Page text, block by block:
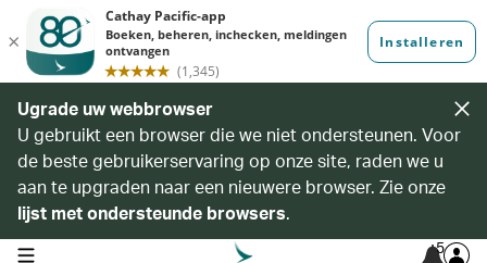
Ugrade uw webbrowser
U gebruikt een browser die we niet ondersteunen. Voor
de beste gebruikerservaring op onze site, raden we u
aan te upgraden naar een nieuwere browser. Zie onze
lijst met ondersteunde browsers.
open navigation menu 5